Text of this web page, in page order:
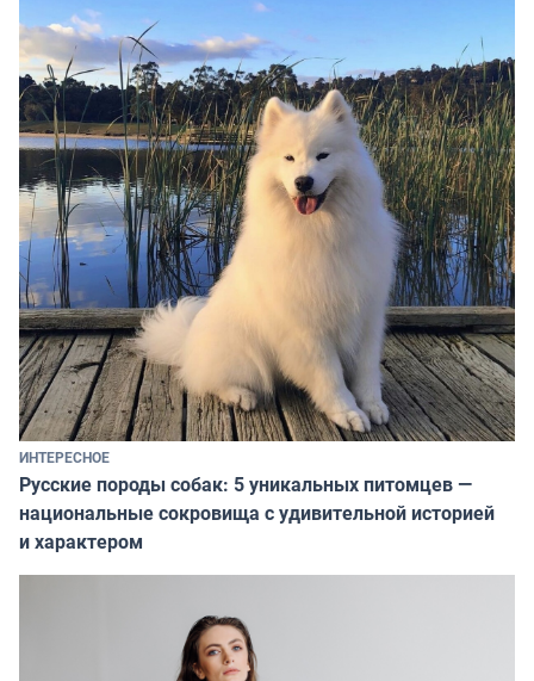
ИНТЕРЕСНОЕ
Русские породы собак: 5 уникальных питомцев —
национальные сокровища с удивительной историей
и характером